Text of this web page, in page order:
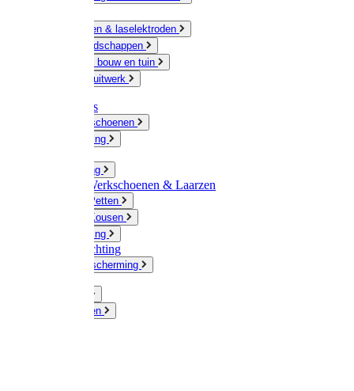
Slijpschijven & laselektroden
Handgereedschappen
IJzerwaren bouw en tuin
Hang en sluitwerk
Disposables
Werkhandschoenen
Regenkleding
Werkkleding
Wandel-/ Werkschoenen & Laarzen
Hoeden / Petten
Sokken / Kousen
Winterkleding
Winkelinrichting
Gelaatsbescherming
Knaagdieren